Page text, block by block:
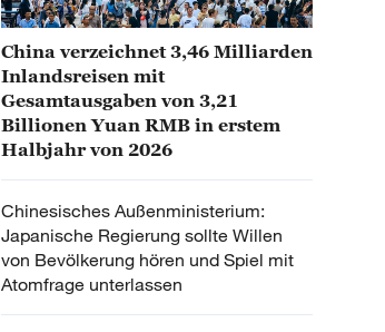
China verzeichnet 3,46 Milliarden
Inlandsreisen mit
Gesamtausgaben von 3,21
Billionen Yuan RMB in erstem
Halbjahr von 2026
Chinesisches Außenministerium:
Japanische Regierung sollte Willen
von Bevölkerung hören und Spiel mit
Atomfrage unterlassen